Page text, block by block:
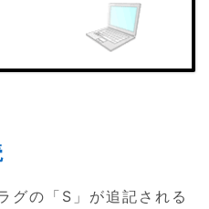
グの「S」が追記される